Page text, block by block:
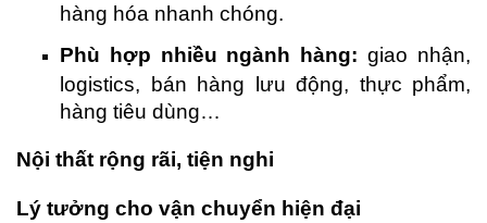
hàng hóa nhanh chóng.
Phù hợp nhiều ngành hàng: giao nhận,
logistics, bán hàng lưu động, thực phẩm,
hàng tiêu dùng…
Nội thất rộng rãi, tiện nghi
Lý tưởng cho vận chuyển hiện đại